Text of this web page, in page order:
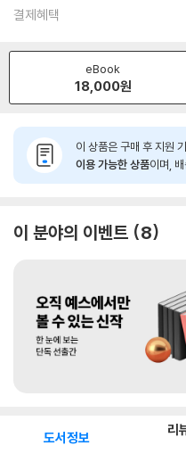
결제혜택
eBook
18,000원
이 상품은 구매 후 지원
이용 가능한 상품이며,
이 분야의 이벤트 8
도서정보 리